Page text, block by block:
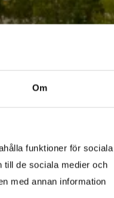
Om
funktioner för sociala
till de sociala medier och
med annan information